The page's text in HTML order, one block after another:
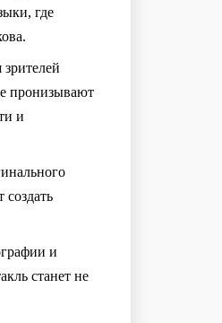
где
пронизывают
и
создать
и
станет не